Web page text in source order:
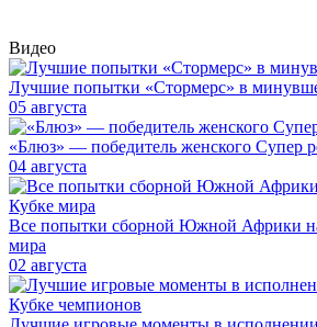
Видео
Лучшие попытки «Стормерс» в
05 августа
«Блюз» — победитель женского Супер
04 августа
Все попытки сборной Южной Африки
мира
02 августа